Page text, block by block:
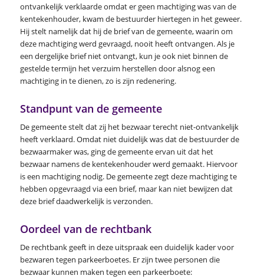
ontvankelijk verklaarde omdat er geen machtiging was van de
kentekenhouder, kwam de bestuurder hiertegen in het geweer.
Hij stelt namelijk dat hij de brief van de gemeente, waarin om
deze machtiging werd gevraagd, nooit heeft ontvangen. Als je
een dergelijke brief niet ontvangt, kun je ook niet binnen de
gestelde termijn het verzuim herstellen door alsnog een
machtiging in te dienen, zo is zijn redenering.
Standpunt van de gemeente
De gemeente stelt dat zij het bezwaar terecht niet-ontvankelijk
heeft verklaard. Omdat niet duidelijk was dat de bestuurder de
bezwaarmaker was, ging de gemeente ervan uit dat het
bezwaar namens de kentekenhouder werd gemaakt. Hiervoor
is een machtiging nodig. De gemeente zegt deze machtiging te
hebben opgevraagd via een brief, maar kan niet bewijzen dat
deze brief daadwerkelijk is verzonden.
Oordeel van de rechtbank
De rechtbank geeft in deze uitspraak een duidelijk kader voor
bezwaren tegen parkeerboetes. Er zijn twee personen die
bezwaar kunnen maken tegen een parkeerboete: